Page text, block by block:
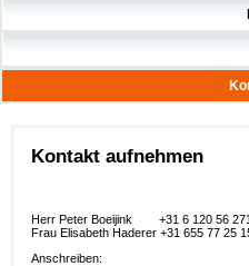
Kontakt aufnehmen
Herr Peter Boeijink +31 6 120 56
Frau Elisabeth Haderer +31 655 77 25
Anschreiben: